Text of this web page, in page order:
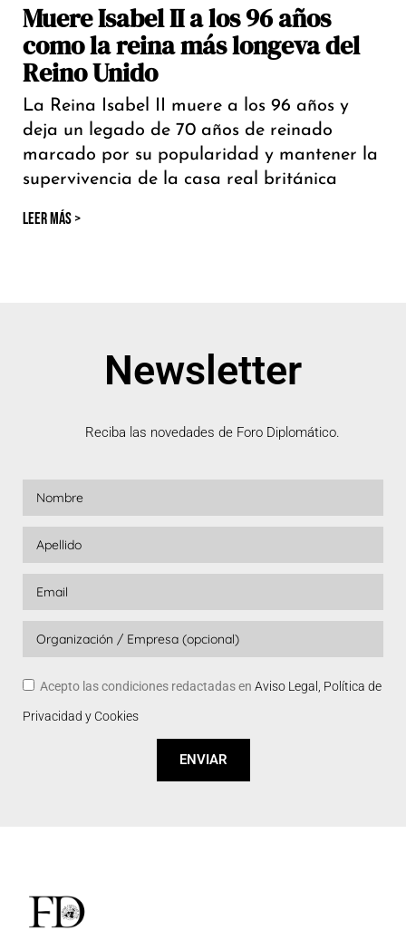
Muere Isabel II a los 96 años
como la reina más longeva del
Reino Unido
La Reina Isabel II muere a los 96 años y
deja un legado de 70 años de reinado
marcado por su popularidad y mantener la
supervivencia de la casa real británica
LEER MÁS >
Newsletter
Reciba las novedades de Foro Diplomático.
Acepto las condiciones redactadas en Aviso Legal, Política de
Privacidad y Cookies
ENVIAR